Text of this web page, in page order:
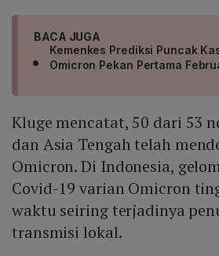
BACA JUGA
Kemenkes Prediksi Puncak
Omicron Pekan Pertama
Kluge mencatat, 50 dari 53
dan Asia Tengah telah
Omicron. Di Indonesia,
Covid-19 varian Omicron
waktu seiring terjadinya
transmisi lokal.